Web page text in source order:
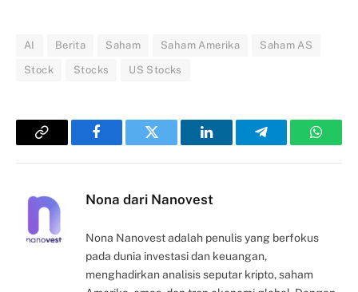
AI Berita Saham Saham Amerika Saham AS
Stock Stocks US Stocks
Copy
FacebookTwitter LinkedInTelegram
Nona dari Nanovest
Nona Nanovest adalah penulis yang berfokus
pada dunia investasi dan keuangan,
menghadirkan analisis seputar kripto, saham